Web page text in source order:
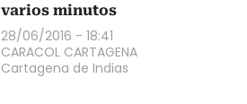
varios minutos
28/06/2016 - 18:41
CARACOL CARTAGENA
Cartagena de Indias